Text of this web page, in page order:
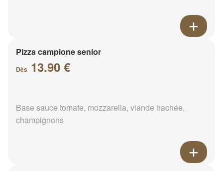
Pizza campione senior
Dès 13.90 €
Base sauce tomate, mozzarella, viande hachée,
champignons